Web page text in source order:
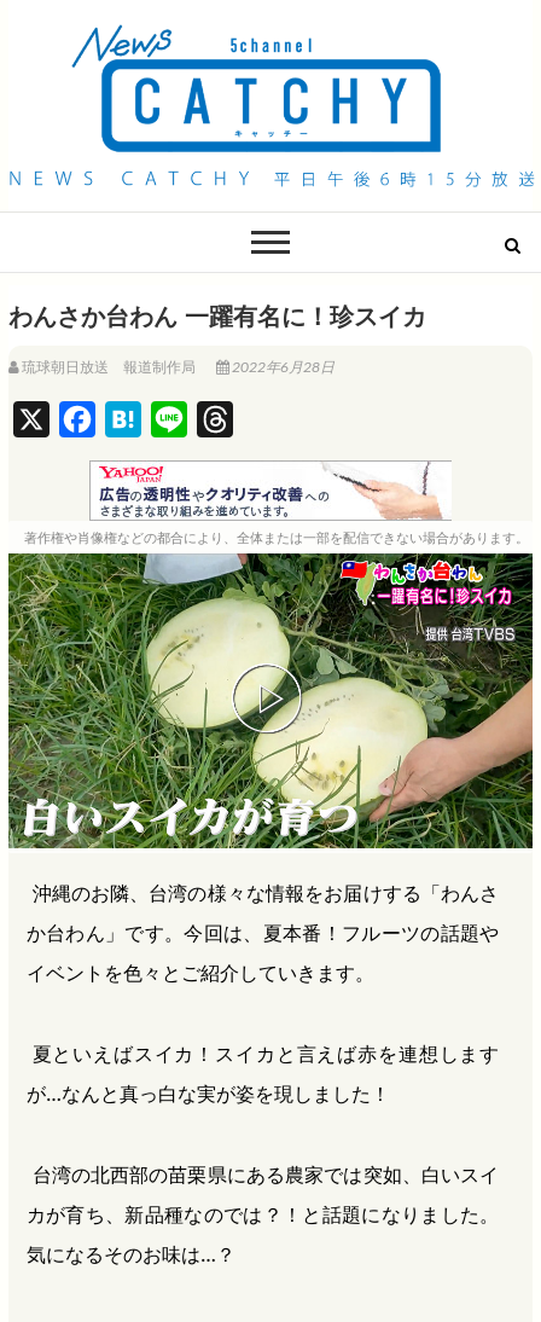
QAB NEWS Headline
わんさか台わん 一躍有名に！珍スイカ
琉球朝日放送 報道制作局 2022年6月28日
a
c
e
b
o
o
k
H
a
t
e
n
a
i
n
e
h
r
e
a
d
著作権や肖像権などの都合により、全体または一部を配信できない場合があります。
沖縄のお隣、台湾の様々な情報をお届けする「わんさ
か台わん」です。今回は、夏本番！フルーツの話題や
イベントを色々とご紹介していきます。
夏といえばスイカ！スイカと言えば赤を連想します
が…なんと真っ白な実が姿を現しました！
台湾の北西部の苗栗県にある農家では突如、白いスイ
カが育ち、新品種なのでは？！と話題になりました。
気になるそのお味は…？